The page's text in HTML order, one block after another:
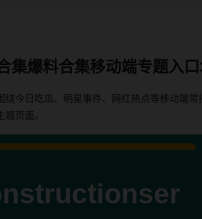
集爆料合集移动端专题入口
绕今日吃瓜、明星事件、网红热点等移动端
页面。